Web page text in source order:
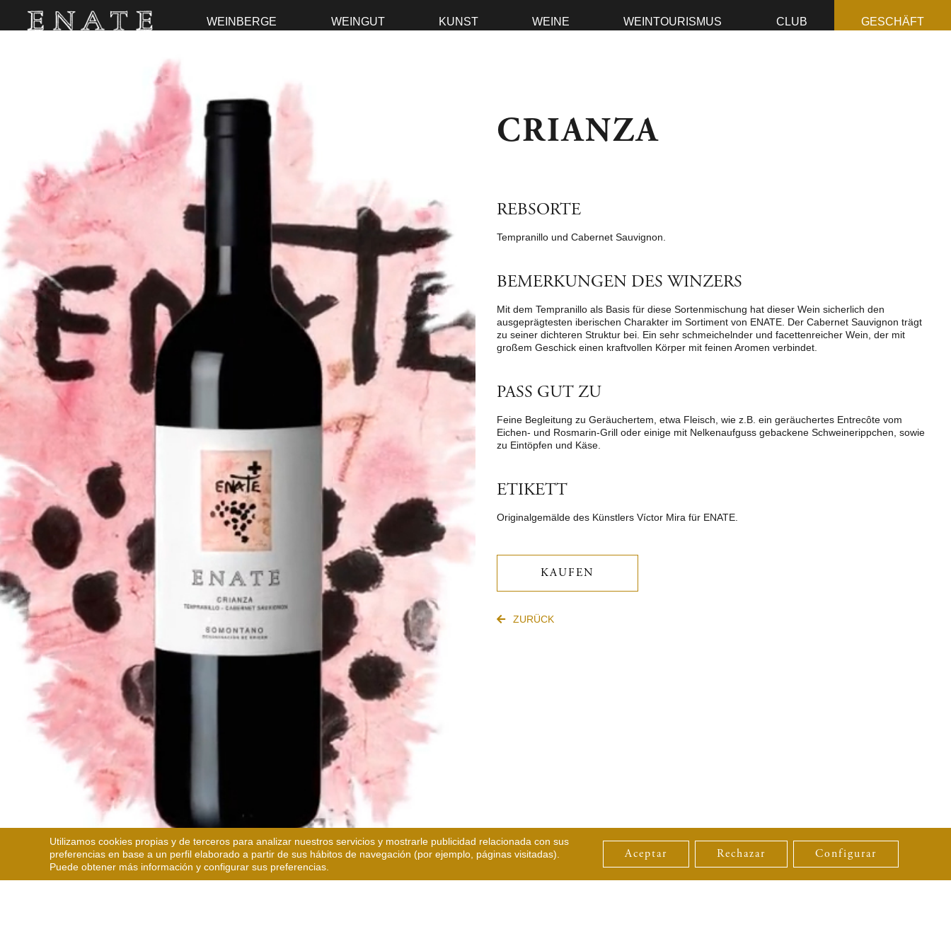
WEINBERGE WEINGUT KUNST WEINE WEINTOURISMUS CLUB GESCHÄFT
CRIANZA
REBSORTE
Tempranillo und Cabernet Sauvignon.
BEMERKUNGEN DES WINZERS
Mit dem Tempranillo als Basis für diese Sortenmischung hat dieser Wein sicherlich den
ausgeprägtesten iberischen Charakter im Sortiment von ENATE. Der Cabernet Sauvignon trägt
zu seiner dichteren Struktur bei. Ein sehr schmeichelnder und facettenreicher Wein, der mit
großem Geschick einen kraftvollen Körper mit feinen Aromen verbindet.
PASS GUT ZU
Feine Begleitung zu Geräuchertem, etwa Fleisch, wie z.B. ein geräuchertes Entrecôte vom
Eichen- und Rosmarin-Grill oder einige mit Nelkenaufguss gebackene Schweinerippchen, sowie
zu Eintöpfen und Käse.
ETIKETT
Originalgemälde des Künstlers Víctor Mira für ENATE.
KAUFEN
ZURÜCK
Utilizamos cookies propias y de terceros para analizar nuestros servicios y mostrarle publicidad relacionada con sus
preferencias en base a un perfil elaborado a partir de sus hábitos de navegación (por ejemplo, páginas visitadas).
Puede obtener más información y configurar sus preferencias.
Aceptar Rechazar Configurar